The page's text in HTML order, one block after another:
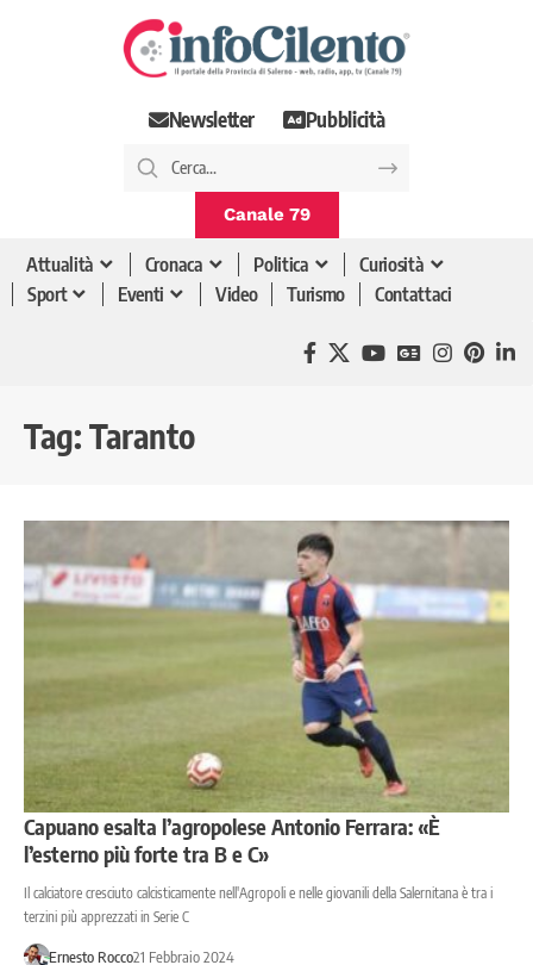
Newsletter Pubblicità
Canale 79
Attualità Cronaca Politica
Curiosità
Sport
Eventi Video Turismo Contattaci
Tag: Taranto
Capuano esalta l’agropolese Antonio Ferrara: «È
l’esterno più forte tra B e C»
Il calciatore cresciuto calcisticamente nell'Agropoli e nelle giovanili della Salernitana è tra i
terzini più apprezzati in Serie C
Ernesto Rocco21 Febbraio 2024